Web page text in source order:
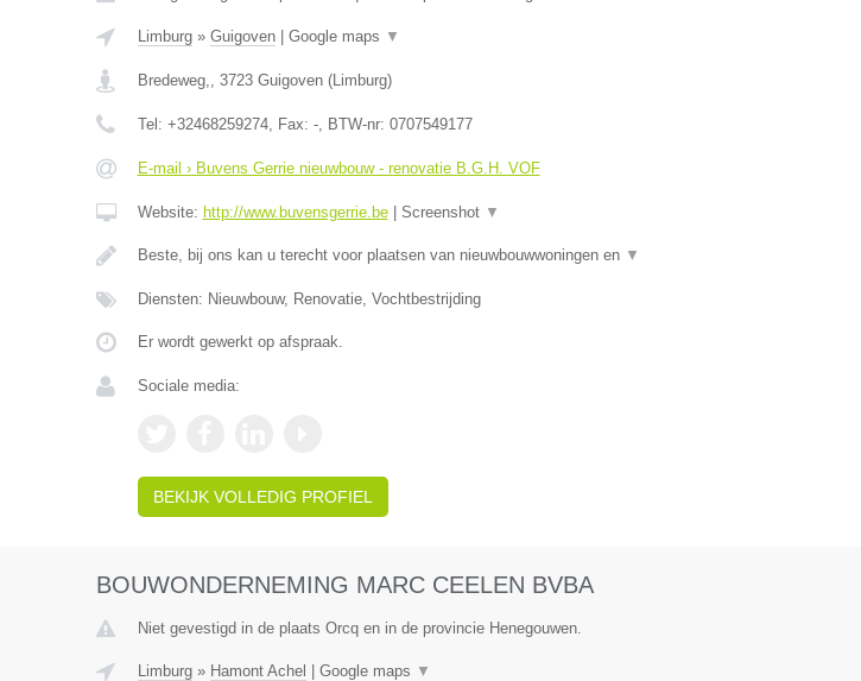
Limburg» Guigoven| Google maps ▼
Bredeweg,, 3723 Guigoven(Limburg)
Tel: +32468259274, Fax: -, BTW-nr: 0707549177
E-mail › Buvens Gerrie nieuwbouw - renovatie B.G.H. VOF
Website: http://www.buvensgerrie.be| Screenshot ▼
Beste, bij ons kan u terecht voor plaatsen van nieuwbouwwoningen en ▼
Diensten: Nieuwbouw, Renovatie, Vochtbestrijding
Er wordt gewerkt op afspraak.
Sociale media:
BEKIJK VOLLEDIG PROFIEL
BOUWONDERNEMING MARC CEELEN BVBA
Niet gevestigd in de plaats Orcq en in de provincie Henegouwen.
Limburg» Hamont Achel Google maps ▼